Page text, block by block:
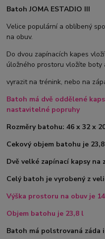
Batoh JOMA ESTADIO III
Velice populární a oblíbený
na obuv.
Do dvou zapínacích kapes
úložného prostoru vložíte boty
vyrazit na trénink, nebo na
Batoh má dvě oddělené
nastavitelné popruhy
Rozměry batohu: 46 x 32 x
Cekový objem batohu je
Dvě velké zapínací kapsy na
Celý batoh je vyrobený z
Výška prostoru na obuv je
Objem batohu je 23,8 l
Batoh má polstrovaná záda